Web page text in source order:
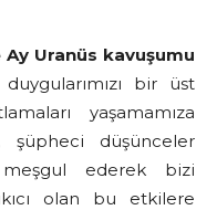
Ay Uranüs kavuşumu
bir üst
yaşamamıza
şüpheci düşünceler
meşgul ederek bizi
olan bu etkilere